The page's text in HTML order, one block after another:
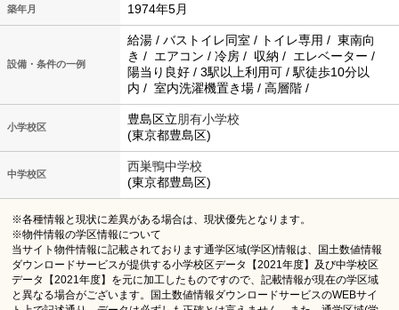
築年月 1974年5月
設備・条件の一例
給湯 / バストイレ同室 / トイレ専用 / 東南向
き / エアコン / 冷房 / 収納 / エレベーター /
陽当り良好 / 3駅以上利用可 / 駅徒歩10分以
内 / 室内洗濯機置き場 / 高層階 /
小学校区
豊島区立朋有小学校
(東京都豊島区)
中学校区
西巣鴨中学校
(東京都豊島区)
※各種情報と現状に差異がある場合は、現状優先となります。
※物件情報の学区情報について
当サイト物件情報に記載されております通学区域(学区)情報は、国土数値情報
ダウンロードサービスが提供する小学校区データ【2021年度】及び中学校区
データ【2021年度】を元に加工したものですので、記載情報が現在の学区域
と異なる場合がございます。国土数値情報ダウンロードサービスのWEBサイ